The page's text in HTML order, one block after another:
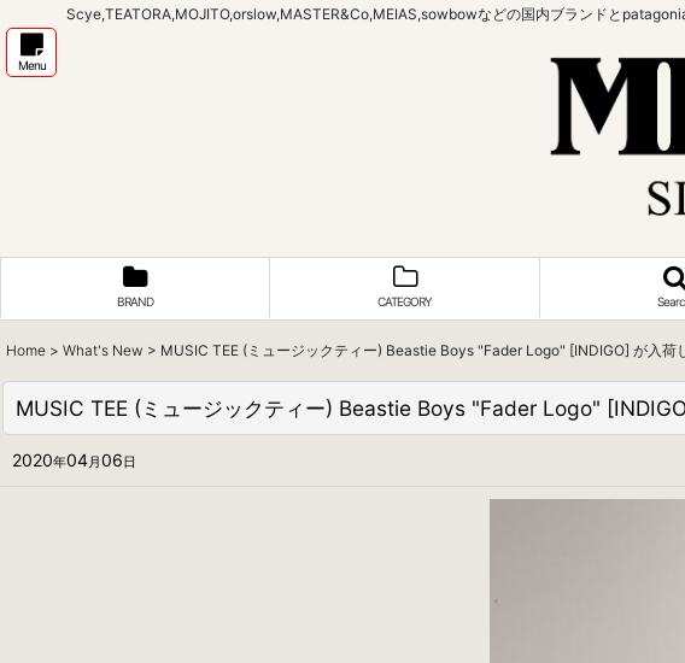
Scye,TEATORA,MOJITO,orslow,MASTER&Co,MEIAS,sowbowなどの国内ブランドと
Menu
BRAND CATEGORY
Home > What's New > MUSIC TEE (ミュージックティー) Beastie Boys "Fader Logo" [INDIGO] が入荷
MUSIC TEE (ミュージックティー) Beastie Boys "Fader Logo"
2020年04月 06 日